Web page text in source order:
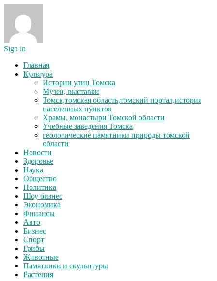
Sign in
Главная
Культура
Истории улиц Томска
Музеи, выставки
Томск,томская область,томский портал,история
населенных пунктов
Храмы, монастыри Томской области
Учебные заведения Томска
геологические памятники природы томской
области
Новости
Здоровье
Наука
Общество
Политика
Шоу бизнес
Экономика
Финансы
Авто
Бизнес
Спорт
Грибы
Животные
Памятники и скульптуры
Растения